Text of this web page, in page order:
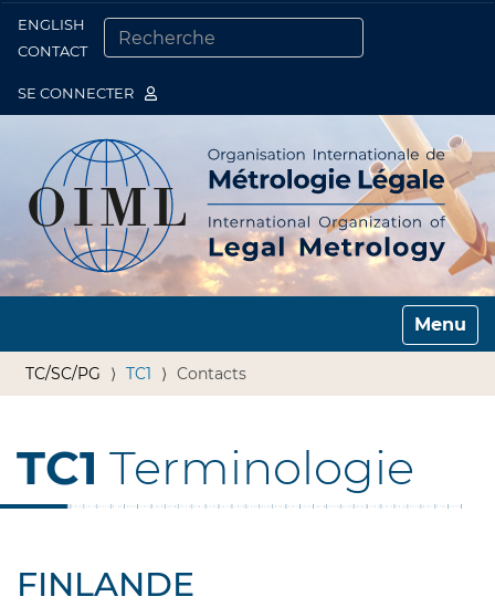
ENGLISH
CONTACT
SE CONNECTER
Toggle
TC/SC/PG TC1 Contacts
TC1 Terminologie
FINLANDE